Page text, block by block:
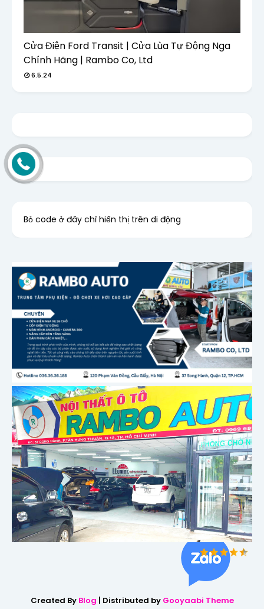
Cửa Điện Ford Transit | Cửa Lùa Tự Động Nga
Chính Hãng | Rambo Co, Ltd
6.5.24
Bỏ code ở đây chỉ hiển thị trên di động
Created By Blog | Distributed by Gooyaabi Theme